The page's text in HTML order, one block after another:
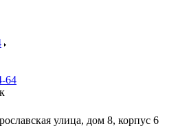
64
улица, дом 8, корпус 6